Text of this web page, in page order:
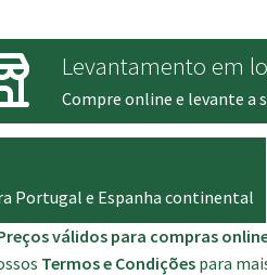
Levantamento em
Compre online e levante a
Portugal e Espanha continental
válidos para compras
Termos e Condições para